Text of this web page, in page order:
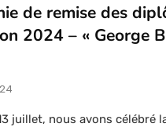
de remise des
2024 – « George
juillet, nous avons célébré